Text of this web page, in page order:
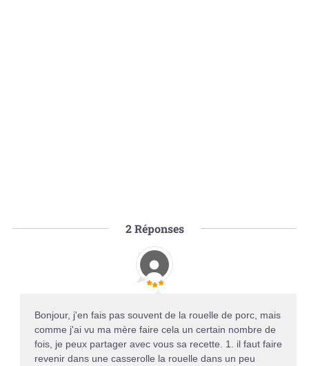
2Réponses
Bonjour, j'en fais pas souvent de la rouelle de porc, mais
comme j'ai vu ma mère faire cela un certain nombre de
fois, je peux partager avec vous sa recette. 1. il faut faire
revenir dans une casserolle la rouelle dans un peu